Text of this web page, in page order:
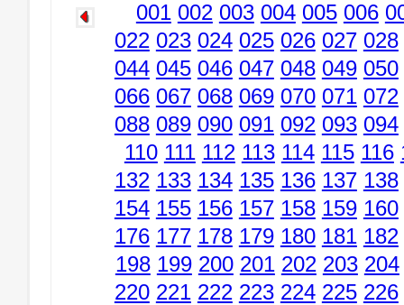
001 002 003 004 005 006
022 023 024 025 026 027 028
044 045 046 047 048 049 050
066 067 068 069 070 071 072
088 089 090 091 092 093 094
110 111 112 113 114 115 116
132 133 134 135 136 137 138
154 155 156 157 158 159 160
176 177 178 179 180 181 182
198 199 200 201 202 203 204
220 221 222 223 224 225 226